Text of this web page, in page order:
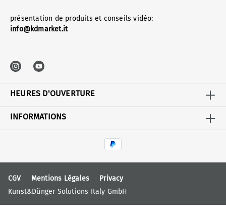
présentation de produits et conseils vidéo:
info@kdmarket.it
HEURES D'OUVERTURE
INFORMATIONS
CGV Mentions Légales
Privacy
Kunst&Dünger Solutions Italy GmbH